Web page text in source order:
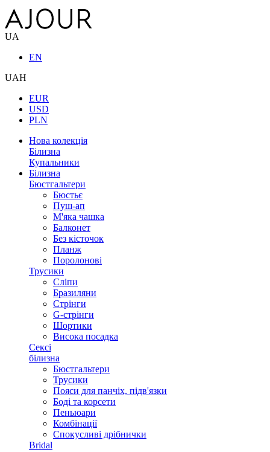
UA
EN
UAH
EUR
USD
PLN
Нова колекція
Білизна
Купальники
Білизна
Бюстгальтери
Бюстьє
Пуш-ап
М'яка чашка
Балконет
Без кісточок
Планж
Поролонові
Трусики
Сліпи
Бразиляни
Стрінги
G-стрінги
Шортики
Висока посадка
Сексі
білизна
Бюстгальтери
Трусики
Пояси для панчіх, підв'язки
Боді та корсети
Пеньюари
Комбінації
Спокусливі дрібнички
Bridal